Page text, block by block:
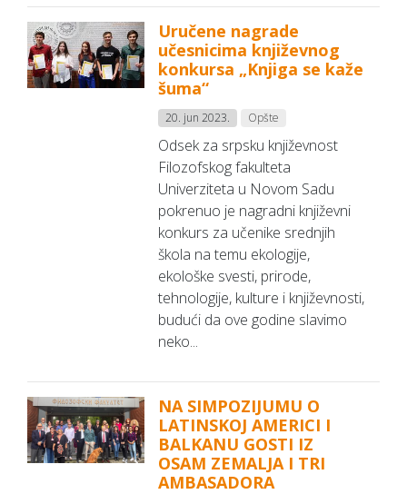
Uručene nagrade
učesnicima književnog
konkursa „Knjiga se kaže
šuma“
20. jun 2023. Opšte
Odsek za srpsku književnost
Filozofskog fakulteta
Univerziteta u Novom Sadu
pokrenuo je nagradni književni
konkurs za učenike srednjih
škola na temu ekologije,
ekološke svesti, prirode,
tehnologije, kulture i književnosti,
budući da ove godine slavimo
neko...
NA SIMPOZIJUMU O
LATINSKOJ AMERICI I
BALKANU GOSTI IZ
OSAM ZEMALJA I TRI
AMBASADORA